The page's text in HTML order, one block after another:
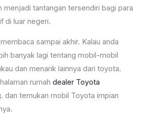
menjadi tantangan tersendiri bagi para
di luar negeri.
sampai akhir. Kalau anda
banyak lagi tentang mobil-mobil
dan menarik lainnya dari toyota.
rumahdealer Toyota
dan temukan mobil Toyota impian